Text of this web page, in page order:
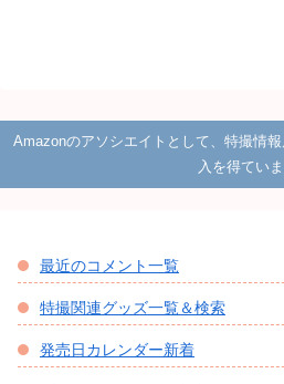
Amazonのアソシエイトとして、特撮情
入を得てい
最近のコメント一覧
特撮関連グッズ一覧＆検索
発売日カレンダー新着